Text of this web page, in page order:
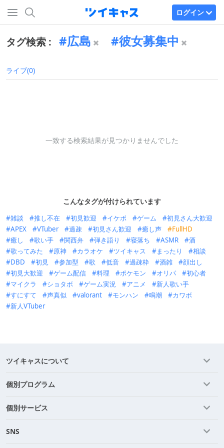
ログイン
タグ検索 : 広島 彼女募集中
ライブ(0)
一致する検索結果が見つかりませんでした
こんなタグが付けられています
雑談 推し不在 初見歓迎 イケボ ゲーム
初見さん大歓迎
APEX
VTuber 過疎 初見さん歓迎 癒し声
FullHD
癒し
歌い手 関西弁 弾き語り 寝落ち ASMR
酒
歌ってみた
原神 カラオケ ツイキャス まったり
相談
DBD
初見 参加型 歌 低音 過疎枠 酒雑
顔出し
初見大歓迎
ゲーム配信 料理 ポケモン オリパ
初心者
マイクラ
ショタボ ゲーム実況 アニメ
新人歌い手
すにすて
声真似 valorant モンハン 鳴潮
カワボ
新人VTuber
ツイキャスについて
個別プログラム
個別サービス
SNS